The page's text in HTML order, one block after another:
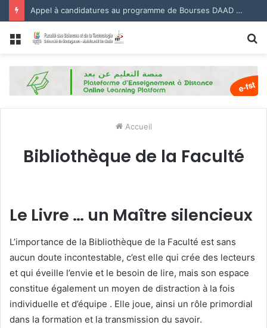
Appel à candidatures au programme de Bourses DAAD 2027.
Menu
Accueil
Bibliothèque de la Faculté
Le Livre … un Maître silencieux
L’importance de la Bibliothèque de la Faculté est sans
aucun doute incontestable, c’est elle qui crée des lecteurs
et qui éveille l’envie et le besoin de lire, mais son espace
constitue également un moyen de distraction à la fois
individuelle et d’équipe . Elle joue, ainsi un rôle primordial
dans la formation et la transmission du savoir.